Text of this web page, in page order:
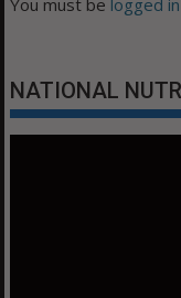
NATIONAL